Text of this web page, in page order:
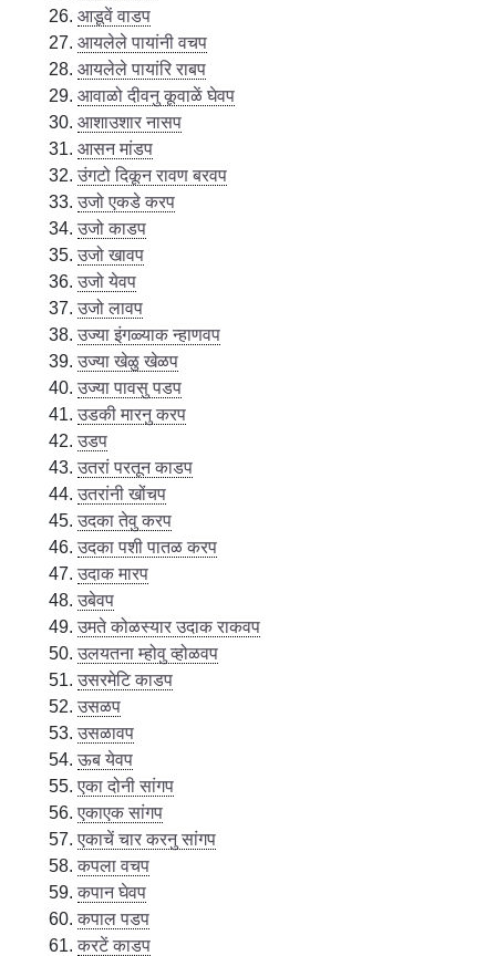
आडूवें वाडप
आयलेले पायांनी वचप
आयलेले पायांरि राबप
आवाळो दीवनु कूवाळें घेवप
आशाउशार नासप
आसन मांडप
उंगटो दिकून रावण बरवप
उजो एकडे करप
उजो काडप
उजो खावप
उजो येवप
उजो लावप
उज्या इंगळ्याक न्हाणवप
उज्या खेळु खेळप
उज्या पावसु पडप
उडकी मारनु करप
उडप
उतरां परतून काडप
उतरांनी खोंचप
उदका तेवु करप
उदका पशी पातळ करप
उदाक मारप
उबेवप
उमते कोळस्यार उदाक राकवप
उलयतना म्होवु व्होळवप
उसरमेटि काडप
उसळप
उसळावप
ऊब येवप
एका दोनी सांगप
एकाएक सांगप
एकाचें चार करनु सांगप
कपला वचप
कपान घेवप
कपाल पडप
करटें काडप